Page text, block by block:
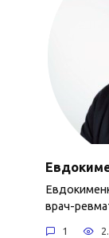
врач-
1